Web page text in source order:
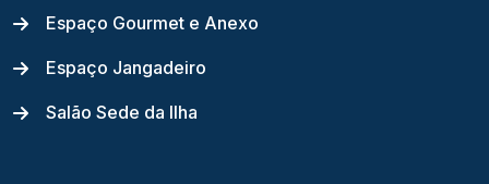
Espaço Gourmet e Anexo
Espaço Jangadeiro
Salão Sede da Ilha